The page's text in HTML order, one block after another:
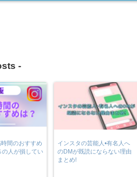
-
間のおすすめ
の人が損してい
インスタの芸能人•有名人へ
のDMが既読にならない理由
まとめ!